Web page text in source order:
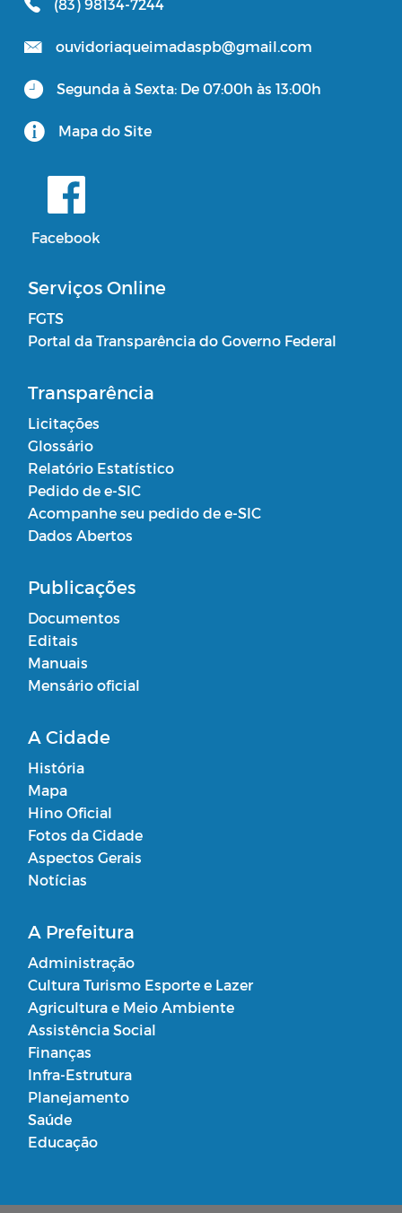
(83) 98134-7244
ouvidoriaqueimadaspb@gmail.com
Segunda à Sexta: De 07:00h às 13:00h
Mapa do Site
Facebook
Serviços Online
FGTS
Portal da Transparência do Governo Federal
Transparência
Licitações
Glossário
Relatório Estatístico
Pedido de e-SIC
Acompanhe seu pedido de e-SIC
Dados Abertos
Publicações
Documentos
Editais
Manuais
Mensário oficial
A Cidade
História
Mapa
Hino Oficial
Fotos da Cidade
Aspectos Gerais
Notícias
A Prefeitura
Administração
Cultura Turismo Esporte e Lazer
Agricultura e Meio Ambiente
Assistência Social
Finanças
Infra-Estrutura
Planejamento
Saúde
Educação